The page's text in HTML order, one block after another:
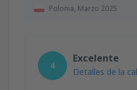
Polonia, Marzo 2025
4
Excelente
Detalles de la